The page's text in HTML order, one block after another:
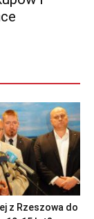
z Rzeszowa do